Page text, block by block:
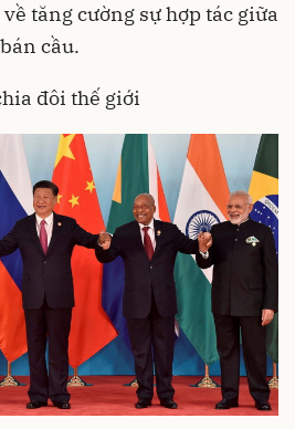
tăng cường sự hợp tác giữa
cầu.
đôi thế giới